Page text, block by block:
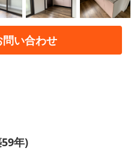
問い合わせ
年)